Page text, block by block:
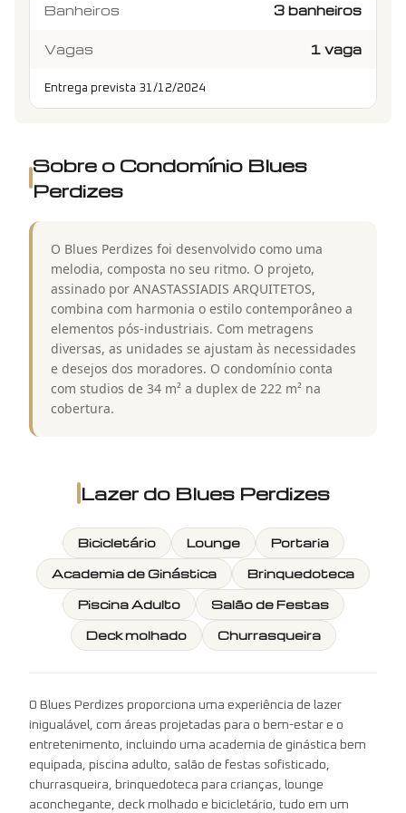
Banheiros 3 banheiros
Vagas 1 vaga
Entrega prevista 31/12/2024
Sobre o Condomínio Blues
Perdizes
O Blues Perdizes foi desenvolvido como uma
melodia, composta no seu ritmo. O projeto,
assinado por ANASTASSIADIS ARQUITETOS,
combina com harmonia o estilo contemporâneo a
elementos pós-industriais. Com metragens
diversas, as unidades se ajustam às necessidades
e desejos dos moradores. O condomínio conta
com studios de 34 m² a duplex de 222 m² na
cobertura.
Lazer do Blues Perdizes
Bicicletário Lounge
Portaria
Academia de Ginástica
Brinquedoteca
Piscina Adulto
Salão de Festas
Deck molhado
Churrasqueira
O Blues Perdizes proporciona uma experiência de lazer
inigualável, com áreas projetadas para o bem-estar e o
entretenimento, incluindo uma academia de ginástica bem
equipada, piscina adulto, salão de festas sofisticado,
churrasqueira, brinquedoteca para crianças, lounge
aconchegante, deck molhado e bicicletário, tudo em um